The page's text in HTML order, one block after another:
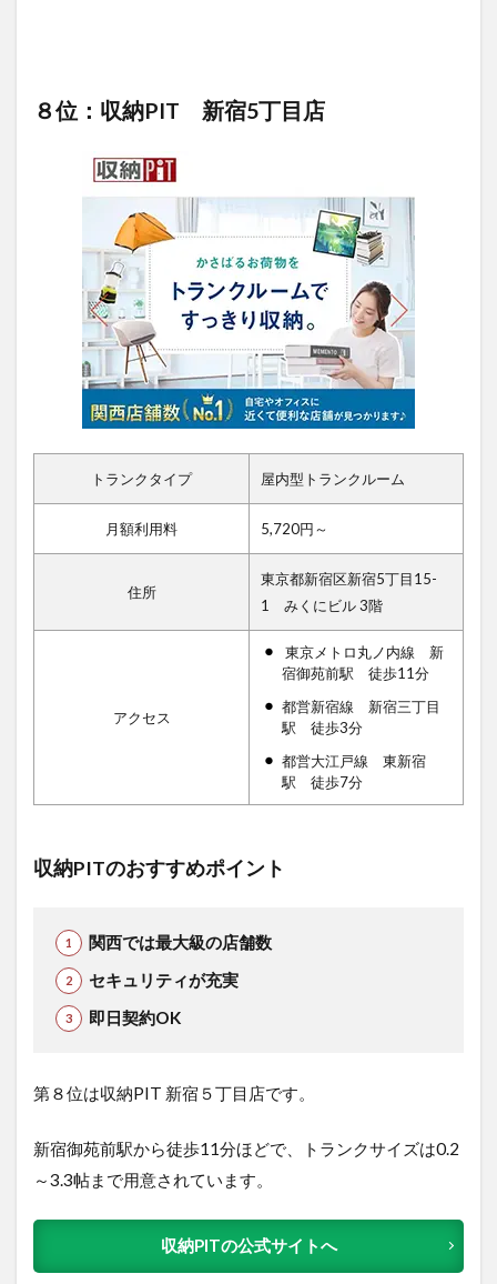
８位：収納PIT 新宿5丁目店
トランクタイプ 屋内型トランクルーム
月額利用料 5,720円～
住所
東京都新宿区新宿5丁目15-
1 みくにビル 3階
アクセス
東京メトロ丸ノ内線 新
宿御苑前駅 徒歩11分
都営新宿線 新宿三丁目
駅 徒歩3分
都営大江戸線 東新宿
駅 徒歩7分
収納PITのおすすめポイント
関西では最大級の店舗数
セキュリティが充実
即日契約OK
第８位は収納PIT 新宿５丁目店です。
新宿御苑前駅から徒歩11分ほどで、トランクサイズは0.2
～3.3帖まで用意されています。
収納PITの公式サイトへ